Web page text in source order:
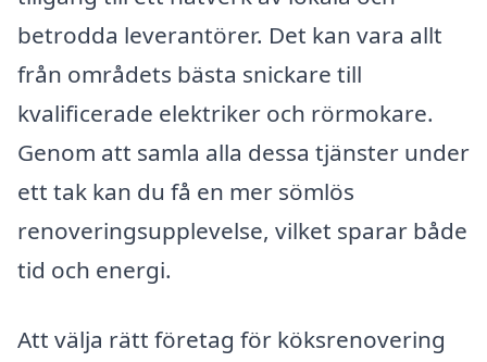
betrodda leverantörer. Det kan vara allt
från områdets bästa snickare till
kvalificerade elektriker och rörmokare.
Genom att samla alla dessa tjänster under
ett tak kan du få en mer sömlös
renoveringsupplevelse, vilket sparar både
tid och energi.
Att välja rätt företag för köksrenovering